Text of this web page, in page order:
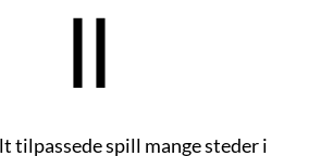
ll
tilpassede spill mange steder i